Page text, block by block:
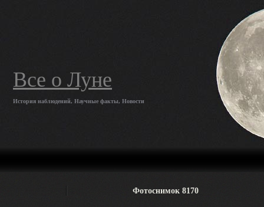
Все о Луне
История наблюдений, Научные факты, Новости
Фотоснимок 8170